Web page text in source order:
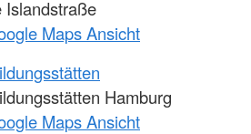
Islandstraße
Maps Ansicht
Hamburg
Maps Ansicht